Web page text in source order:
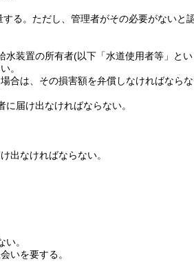
る。 ただし、管理者がその必要がないと
水装置の所有者(以下「水道使用者等」と
。
合は、その損害額を弁償しなければならな
届け出なければならない。
出なければならない。
。
いを要する。